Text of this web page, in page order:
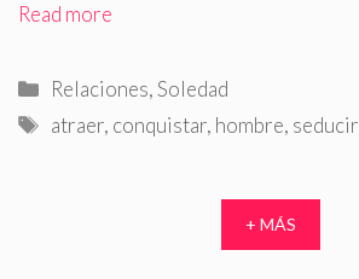
Read more
Categorías
Relaciones,Soledad
Etiquetas
atraer, conquistar, hombre, seducir
+ MÁS